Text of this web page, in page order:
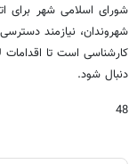
شورای اسلامی شهر برای
شهروندان، نیازمند
کارشناسی است تا
دنبال شود.
48